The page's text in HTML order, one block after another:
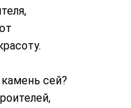
сей?